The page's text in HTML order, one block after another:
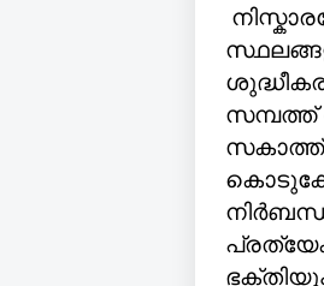
സമ്പത്ത്
സകാത്ത്